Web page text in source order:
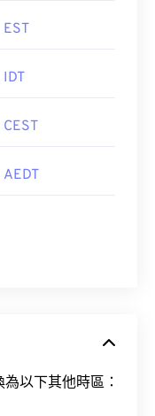
EST
IDT
CEST
AEDT
以下其他時區：